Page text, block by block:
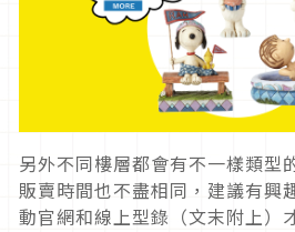
另外不同樓層都會有不一樣類型
販賣時間也不盡相同，建議有興
動官網和線上型錄（文末附上）